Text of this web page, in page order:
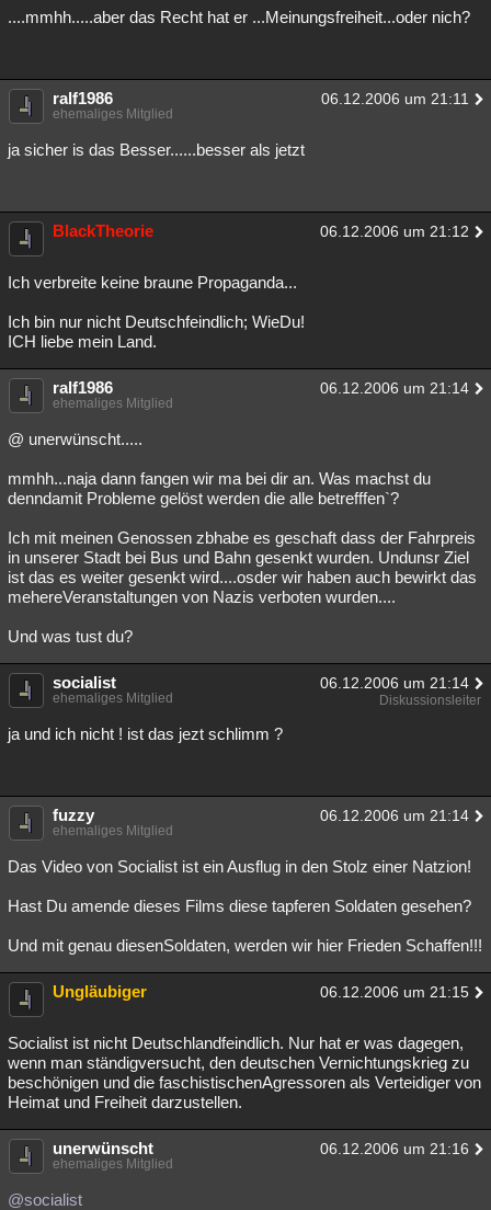
....mmhh.....aber das Recht hat er ...Meinungsfreiheit...oder nich?
ralf1986 06.12.2006 um 21:11
ehemaliges Mitglied
ja sicher is das Besser......besser als jetzt
BlackTheorie 06.12.2006 um 21:12
Ich verbreite keine braune Propaganda...
Ich bin nur nicht Deutschfeindlich; WieDu!
ICH liebe mein Land.
ralf1986 06.12.2006 um 21:14
ehemaliges Mitglied
@ unerwünscht.....
mmhh...naja dann fangen wir ma bei dir an. Was machst du
denndamit Probleme gelöst werden die alle betrefffen`?
Ich mit meinen Genossen zbhabe es geschaft dass der Fahrpreis
in unserer Stadt bei Bus und Bahn gesenkt wurden. Undunsr Ziel
ist das es weiter gesenkt wird....osder wir haben auch bewirkt das
mehereVeranstaltungen von Nazis verboten wurden....
Und was tust du?
socialist 06.12.2006 um 21:14
ehemaliges Mitglied Diskussionsleiter
ja und ich nicht ! ist das jezt schlimm ?
fuzzy 06.12.2006 um 21:14
ehemaliges Mitglied
Das Video von Socialist ist ein Ausflug in den Stolz einer Natzion!
Hast Du amende dieses Films diese tapferen Soldaten gesehen?
Und mit genau diesenSoldaten, werden wir hier Frieden Schaffen!!!
Ungläubiger 06.12.2006 um 21:15
Socialist ist nicht Deutschlandfeindlich. Nur hat er was dagegen,
wenn man ständigversucht, den deutschen Vernichtungskrieg zu
beschönigen und die faschistischenAgressoren als Verteidiger von
Heimat und Freiheit darzustellen.
unerwünscht 06.12.2006 um 21:16
ehemaliges Mitglied
@socialist